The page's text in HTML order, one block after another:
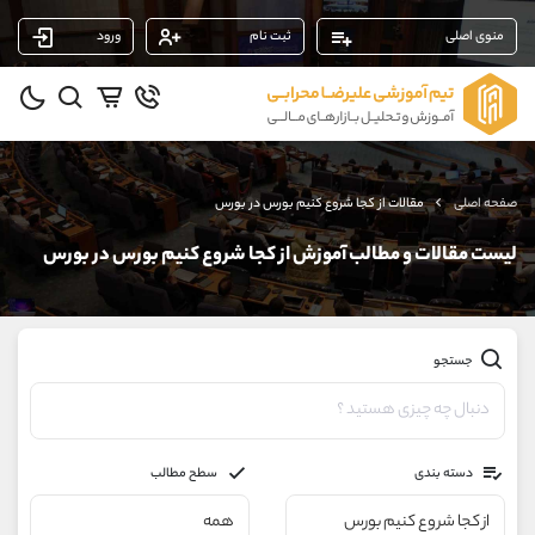
منوی اصلی ثبت نام ورود
صفحه اصلی مقالات از کجا شروع کنیم بورس در بورس
لیست مقالات و مطالب آموزش از کجا شروع کنیم بورس در بورس
جستجو
دسته بندی سطح مطالب
پشتیبان فروش (محسن یزدی)
موبایل 09304891085
واتساپ شروع گفتگو
تلگرام @Armteam_admin_103
داخلی 103
پشتیبان فروش (یوسف فرخنده)
شروع گفتگو
تلگرام
118